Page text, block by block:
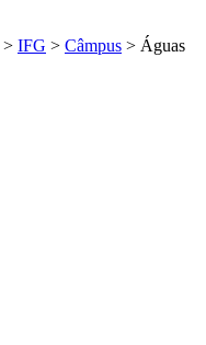
> IFG > Câmpus > Águas